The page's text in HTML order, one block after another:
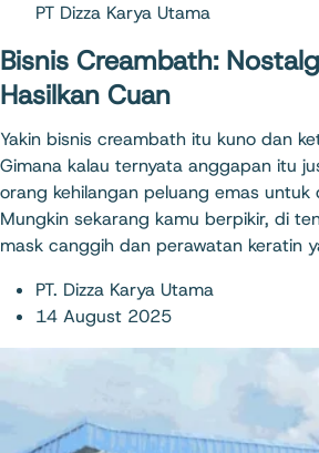
PT Dizza Karya Utama
Bisnis Creambath:
Hasilkan Cuan
Yakin bisnis creambath itu kuno dan
Gimana kalau ternyata anggapan itu
orang kehilangan peluang emas
Mungkin sekarang kamu berpikir, di
mask canggih dan perawatan keratin
PT. Dizza Karya Utama
14 August 2025